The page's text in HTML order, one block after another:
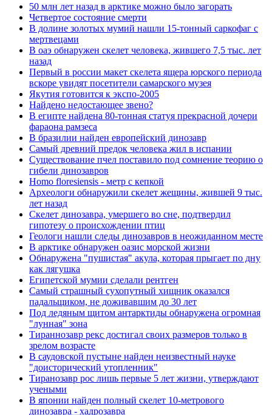
50 млн лет назад в арктике можно было загорать
Четвертое состояние смерти
В долине золотых мумий нашли 15-тонный саркофаг с
мертвецами
В оаэ обнаружен скелет человека, жившего 7,5 тыс. лет
назад
Первый в россии макет скелета ящера юрского периода
вскоре увидят посетители самарского музея
Якутия готовится к экспо-2005
Найдено недостающее звено?
В египте найдена 80-тонная статуя прекрасной дочери
фараона рамзеса
В бразилии найден европейский динозавр
Самый древний предок человека жил в испании
Существование пчел поставило под сомнение теорию о
гибели динозавров
Homo floresiensis - метр с кепкой
Археологи обнаружили скелет жещины, жившей 9 тыс.
лет назад
Скелет динозавра, умершего во сне, подтвердил
гипотезу о происхождении птиц
Геологи нашли следы динозавров в неожиданном месте
В арктике обнаружен оазис морской жизни
Обнаружена "пушистая" акула, которая прыгает по дну
как лягушка
Египетской мумии сделали рентген
Самый страшный сухопутный хищник оказался
падальщиком, не доживавшим до 30 лет
Под ледяным щитом антарктиды обнаружена огромная
"лунная" зона
Тираннозавр рекс достигал своих размеров только в
зрелом возрасте
В саудовской пустыне найден неизвестный науке
"доисторический утопленник"
Тиранозавр рос лишь первые 5 лет жизни, утверждают
учеными
В японии найден полный скелет 10-метрового
динозавра - хадрозавра